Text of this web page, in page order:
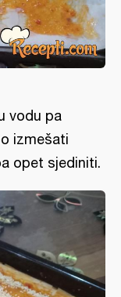
vodu pa
izmešati
opet sjediniti.